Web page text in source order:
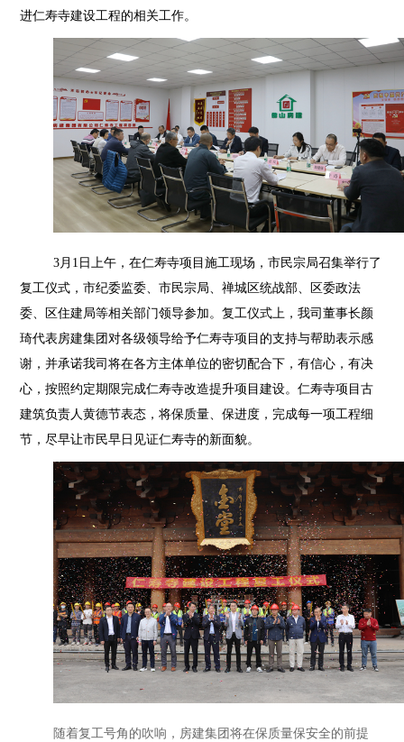
进仁寿寺建设工程的相关工作。
3月1日上午，在仁寿寺项目施工现场，市民宗局召集举行了
复工仪式，市纪委监委、市民宗局、禅城区统战部、区委政法
委、区住建局等相关部门领导参加。复工仪式上，我司董事长颜
琦代表房建集团对各级领导给予仁寿寺项目的支持与帮助表示感
谢，并承诺我司将在各方主体单位的密切配合下，有信心，有决
心，按照约定期限完成仁寿寺改造提升项目建设。仁寿寺项目古
建筑负责人黄德节表态，将保质量、保进度，完成每一项工程细
节，尽早让市民早日见证仁寿寺的新面貌。
随着复工号角的吹响，房建集团将在保质量保安全的前提